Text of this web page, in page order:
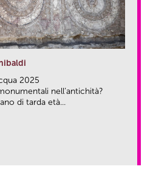
2025
nell’antichità?
di tarda età...